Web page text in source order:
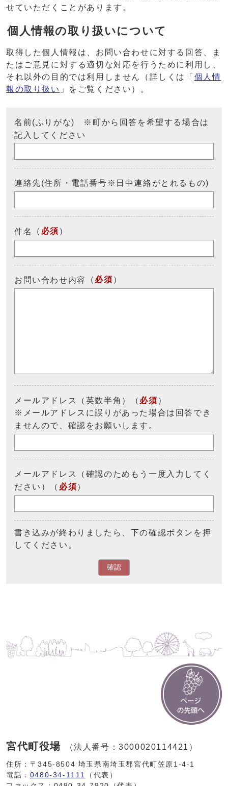
せていただくことがあります。
個人情報の取り扱いについて
取得した個人情報は、お問い合わせに対する回答、ま
たはご意見に対する適切な対応を行うために利用し、
それ以外の目的では利用しません（詳しくは「 個人情
報の取り扱い 」をご覧ください）。
名前(ふりがな) ※町から回答を希望する場合は
記入してください
連絡先(住所・電話番号※日中連絡がとれるもの)
件名 （ 必須 ）
お問い合わせ内容 （ 必須 ）
メールアドレス（英数半角）（ 必須 ）
※メールアドレスに誤りがあった場合は回答でき
ませんので、確認をお願いします。
メールアドレス（確認のためもう一度入力してく
ださい）（ 必須）
書き込みが終わりましたら、下の確認ボタンを押
してください。
確認
宮代町役場 （法人番号：3000020114421）
住所：〒345-8504 埼玉県南埼玉郡宮代町笠原1-4-1
電話： 0480-34-1111
（代表）